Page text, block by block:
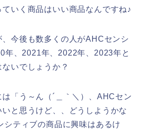
いく商品はいい商品なんですね♪
今後も数多くの人がAHCセンシ
年、2021年、2022年、2023年と
いでしょうか？
「う～ん（´＿｀＼）、AHCセン
と思うけど、、どうしようかな
シティブの商品に興味はあるけ